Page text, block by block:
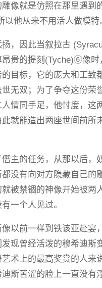
像就是仿照在那里遇
他从来不用活人做模特
，因此当叙拉古
贵的提刻(Tyche)⑥像
目标，它的庞大和工致
无双；为了争夺这份荣
情同手足，他忖度，这
就能造出两座世间前所
主的任务，从那以后，
没有向对方隐藏自己的
被禁锢的神像开始被两
一个人见过。
以前一样到铁该亚赴宴
现曾经活泼的穆希迪斯
术上的最高奖赏的人来
斯苦涩的脸上一直没有